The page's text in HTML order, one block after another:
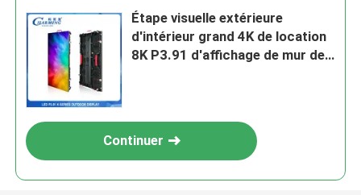
Étape visuelle extérieure
d'intérieur grand 4K de location
8K P3.91 d'affichage de mur de
Continuer